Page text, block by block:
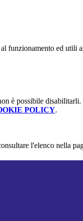
funzionamento ed utili
è possibile disabilitarli.
POLICY.
l'elenco nella